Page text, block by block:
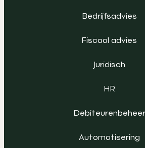
Bedrijfsadvies
Fiscaal advies
Juridisch
HR
Debiteurenbeheer
Automatisering